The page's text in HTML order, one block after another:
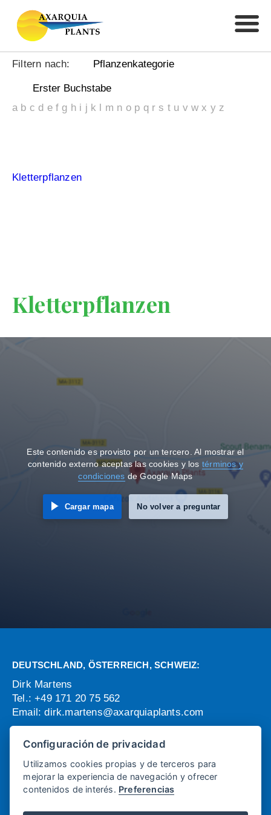
Filtern nach: Pflanzenkategorie
Erster Buchstabe
a b c d e f g h i j k l m n o p q r s t u v w x y z
Kletterpflanzen
Kletterpflanzen
Este contenido es provisto por un tercero. Al mostrar el
contenido externo aceptas las cookies y los términos y
condiciones de Google Maps
Cargar mapa No volver a preguntar
DEUTSCHLAND, ÖSTERREICH, SCHWEIZ:
Dirk Martens
Tel.: +49 171 20 75 562
Email:dirk.martens@axarquiaplants.com
OFFICE AND ADMINISTRATION:
Email:
monica@axarquiaplants.com
Javier Garcia
Configuración de privacidad
Utilizamos cookies propias y de terceros para
mejorar la experiencia de navegación y ofrecer
contenidos de interés. Preferencias